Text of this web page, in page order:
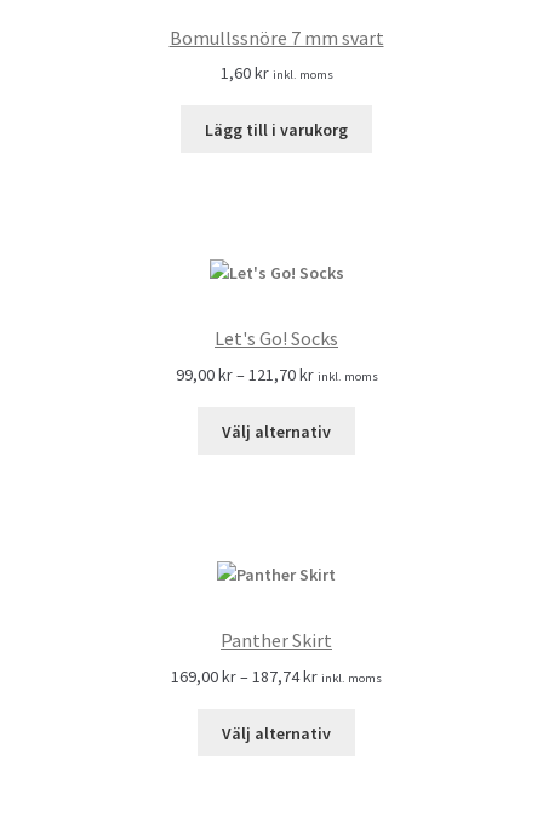
Bomullssnöre 7 mm svart
1,60kr inkl. moms
Lägg till i varukorg
Let's Go! Socks
99,00kr–121,70kr inkl. moms
Välj alternativ
Panther Skirt
169,00kr–187,74kr inkl. moms
Välj alternativ